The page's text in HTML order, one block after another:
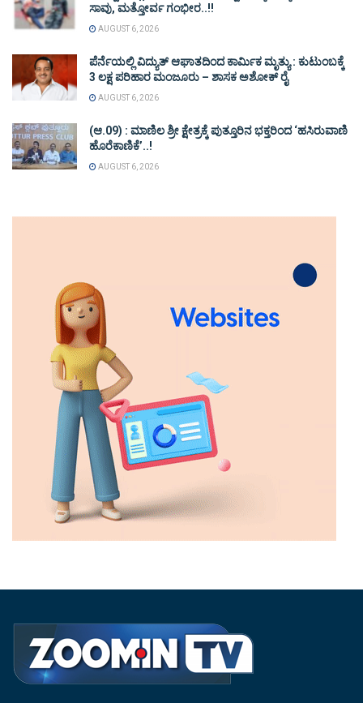
ಸಾವು, ಮತ್ತೋರ್ವ ಗಂಭೀರ..!!
AUGUST 6, 2026
ಪೆರ್ನೆಯಲ್ಲಿ ವಿದ್ಯುತ್ ಆಘಾತದಿಂದ ಕಾರ್ಮಿಕ ಮೃತ್ಯು : ಕುಟುಂಬಕ್ಕೆ
3 ಲಕ್ಷ ಪರಿಹಾರ ಮಂಜೂರು – ಶಾಸಕ ಅಶೋಕ್ ರೈ
AUGUST 6, 2026
(ಆ.09) : ಮಾಣಿಲ ಶ್ರೀ ಕ್ಷೇತ್ರಕ್ಕೆ ಪುತ್ತೂರಿನ ಭಕ್ತರಿಂದ ‘ಹಸಿರುವಾಣಿ
ಹೊರೆಕಾಣಿಕೆ’..!
AUGUST 6, 2026